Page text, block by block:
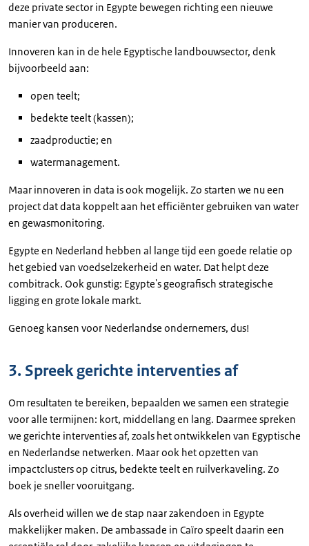
deze private sector in Egypte bewegen richting een nieuwe
manier van produceren.
Innoveren kan in de hele Egyptische landbouwsector, denk
bijvoorbeeld aan:
open teelt;
bedekte teelt (kassen);
zaadproductie; en
watermanagement.
Maar innoveren in data is ook mogelijk. Zo starten we nu een
project dat data koppelt aan het efficiënter gebruiken van water
en gewasmonitoring.
Egypte en Nederland hebben al lange tijd een goede relatie op
het gebied van voedselzekerheid en water. Dat helpt deze
combitrack. Ook gunstig: Egypte's geografisch strategische
ligging en grote lokale markt.
Genoeg kansen voor Nederlandse ondernemers, dus!
3. Spreek gerichte interventies af
Om resultaten te bereiken, bepaalden we samen een strategie
voor alle termijnen: kort, middellang en lang. Daarmee spreken
we gerichte interventies af, zoals het ontwikkelen van Egyptische
en Nederlandse netwerken. Maar ook het opzetten van
impactclusters op citrus, bedekte teelt en ruilverkaveling. Zo
boek je sneller vooruitgang.
Als overheid willen we de stap naar zakendoen in Egypte
makkelijker maken. De ambassade in Caïro speelt daarin een